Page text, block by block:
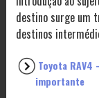
destino surge um
destinos
Toyota
importante